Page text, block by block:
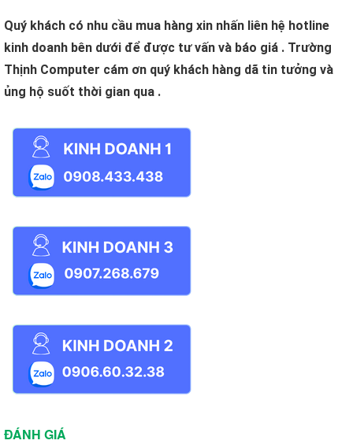
Quý khách có nhu cầu mua hàng xin nhấn liên hệ hotline
kinh doanh bên dưới để được tư vấn và báo giá . Trường
Thịnh Computer cám ơn quý khách hàng dã tin tưởng và
ủng hộ suốt thời gian qua .
ĐÁNH GIÁ